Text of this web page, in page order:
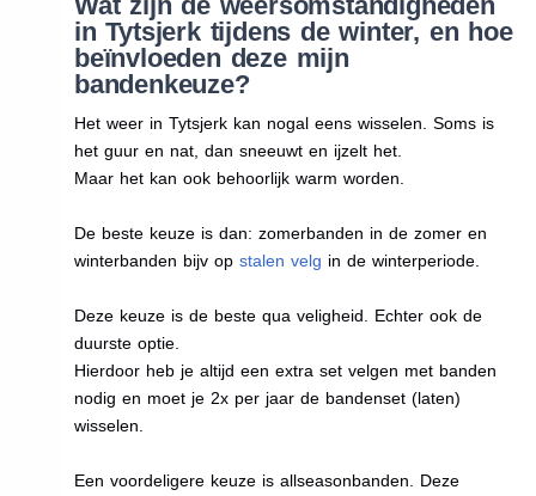
in Tytsjerk tijdens de winter, en hoe
beïnvloeden deze mijn
bandenkeuze?
Het weer in Tytsjerk kan nogal eens wisselen. Soms is
het guur en nat, dan sneeuwt en ijzelt het.
Maar het kan ook behoorlijk warm worden.
De beste keuze is dan: zomerbanden in de zomer en
winterbanden bijv op stalen velg in de winterperiode.
Deze keuze is de beste qua veligheid. Echter ook de
duurste optie.
Hierdoor heb je altijd een extra set velgen met banden
nodig en moet je 2x per jaar de bandenset (laten)
wisselen.
Een voordeligere keuze is allseasonbanden. Deze